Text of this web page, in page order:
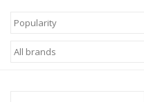
Magnetic Knife racks